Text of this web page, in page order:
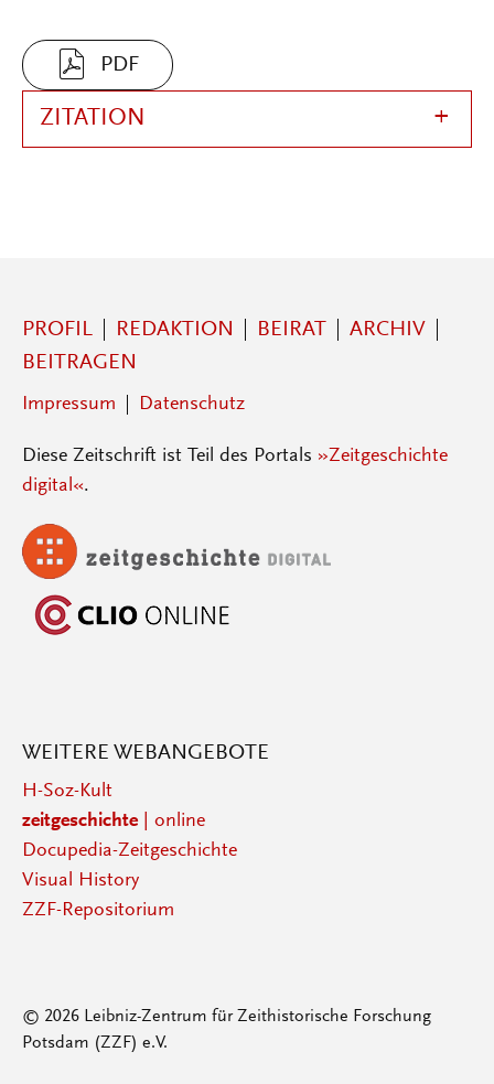
PDF
ZITATION
PROFIL REDAKTION BEIRAT
ARCHIV
BEITRAGEN
Impressum Datenschutz
Diese Zeitschrift ist Teil des Portals »Zeitgeschichte
digital«.
WEITERE WEBANGEBOTE
H-Soz-Kult
zeitgeschichte| online
Docupedia-Zeitgeschichte
Visual History
ZZF-Repositorium
© 2026 Leibniz-Zentrum für Zeithistorische Forschung
Potsdam (ZZF) e.V.